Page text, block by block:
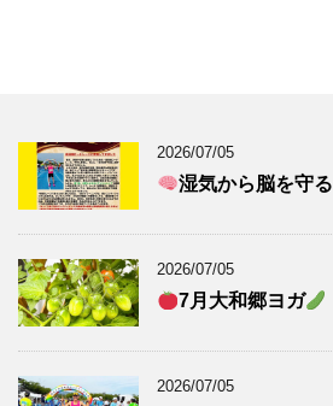
2026/07/05
湿気から脳を守る
2026/07/05
7月大和郷ヨガ
2026/07/05